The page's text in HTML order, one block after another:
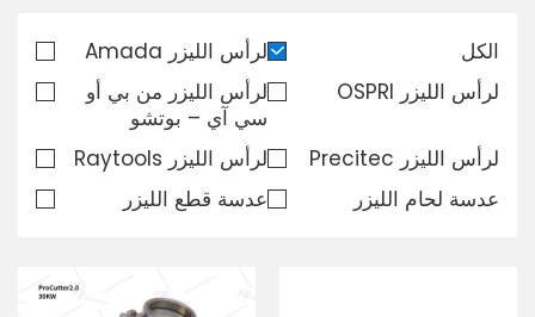
دراسة حالة
الشركة
الكل
لرأس الليزر Amada
لرأس الليزر OSPRI
لرأس الليزر من بي أو
سي آي – بوتشو
لرأس الليزر Precitec
لرأس الليزر Raytools
عدسة لحام الليزر
عدسة قطع الليزر